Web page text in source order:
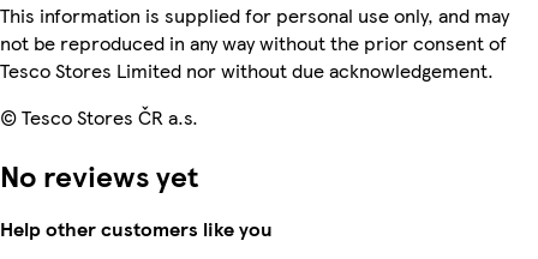
This information is supplied for personal use only, and may
not be reproduced in any way without the prior consent of
Tesco Stores Limited nor without due acknowledgement.
© Tesco Stores ČR a.s.
No reviews yet
Help other customers like you